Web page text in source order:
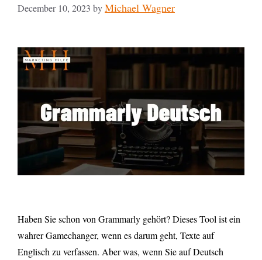
December 10, 2023 byMichael Wagner
Haben Sie schon von Grammarly gehört? Dieses Tool ist ein
wahrer Gamechanger, wenn es darum geht, Texte auf
Englisch zu verfassen. Aber was, wenn Sie auf Deutsch